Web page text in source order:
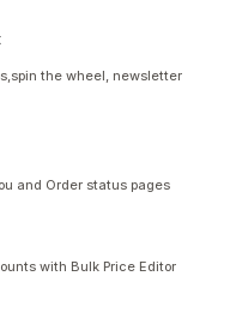
the wheel, newsletter
and Order status pages
with Bulk Price Editor